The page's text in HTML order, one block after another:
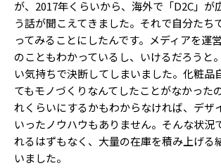
が、2017年くらいから、海外で「D2C」が
う話が聞こえてきました。それで自分たち
ってみることにしたんです。メディアを運
のこともわかっているし、いけるだろうと
い気持ちで決断してしまいました。化粧品
てもモノづくりなんてしたことがなかった
れくらいにするかもわからなければ、デザ
いったノウハウもありません。そんな状況
れるはずもなく、大量の在庫を積み上げる
いました。